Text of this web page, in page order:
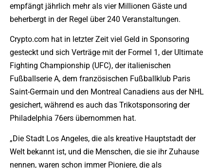
empfängt jährlich mehr als vier Millionen Gäste und
beherbergt in der Regel über 240 Veranstaltungen.
Crypto.com hat in letzter Zeit viel Geld in Sponsoring
gesteckt und sich Verträge mit der Formel 1, der Ultimate
Fighting Championship (UFC), der italienischen
Fußballserie A, dem französischen Fußballklub Paris
Saint-Germain und den Montreal Canadiens aus der NHL
gesichert, während es auch das Trikotsponsoring der
Philadelphia 76ers übernommen hat.
„Die Stadt Los Angeles, die als kreative Hauptstadt der
Welt bekannt ist, und die Menschen, die sie ihr Zuhause
nennen, waren schon immer Pioniere, die als